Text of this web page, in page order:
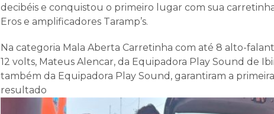
decibéis e conquistou o primeiro lugar com sua
Eros e amplificadores Taramp’s.
Na categoria Mala Aberta Carretinha com até 8 alto-
12 volts, Mateus Alencar, da Equipadora Play Sound de
também da Equipadora Play Sound, garantiram a
resultado